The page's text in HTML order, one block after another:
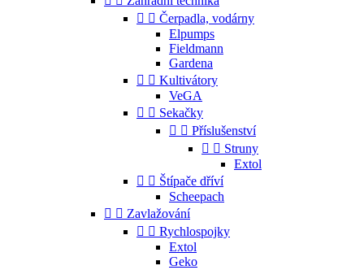
  Čerpadla, vodárny
Elpumps
Fieldmann
Gardena
  Kultivátory
VeGA
  Sekačky
  Příslušenství
  Struny
Extol
  Štípače dříví
Scheepach
  Zavlažování
  Rychlospojky
Extol
Geko